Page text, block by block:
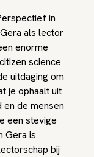
in
als lector
enorme
science
uitdaging om
je ophaalt uit
de mensen
een stevige
Gera is
bij